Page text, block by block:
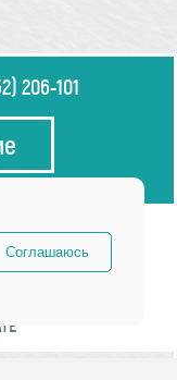
206-101
Соглашаюсь